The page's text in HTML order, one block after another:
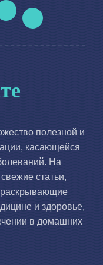
полезной и
касающейся
На
статьи,
и здоровье,
в домашних